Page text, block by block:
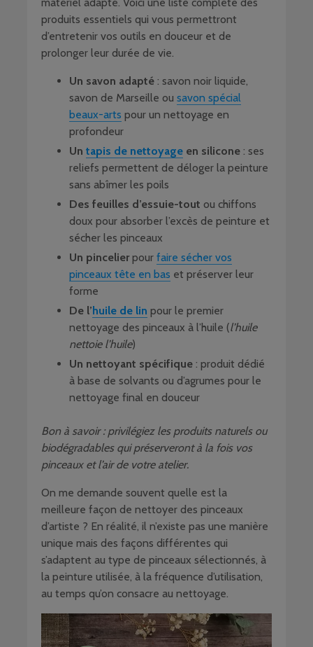
produits essentiels qui vous permettront
d’entretenir vos outils en douceur et de
prolonger leur durée de vie.
Un savon adapté : savon noir liquide,
savon de Marseille ou savon spécial
beaux-arts pour un nettoyage en
profondeur
Un tapis de nettoyage en silicone : ses
reliefs permettent de déloger la peinture
sans abîmer les poils
Des feuilles d’essuie-tout ou chiffons
doux pour absorber l’excès de peinture et
sécher les pinceaux
Un pincelierpour faire sécher vos
pinceaux tête en bas et préserver leur
forme
De l’huile de lin pour le premier
nettoyage des pinceaux à l’huile (l’huile
nettoie l’huile)
Un nettoyant spécifique : produit dédié
à base de solvants ou d’agrumes pour le
nettoyage final en douceur
Bon à savoir : privilégiez les produits naturels ou
biodégradables qui préserveront à la fois vos
pinceaux et l’air de votre atelier.
On me demande souvent quelle est la
meilleure façon de nettoyer des pinceaux
d’artiste ? En réalité, il n’existe pas une manière
unique mais des façons différentes qui
s’adaptent au type de pinceaux sélectionnés, à
la peinture utilisée, à la fréquence d’utilisation,
au temps qu’on consacre au nettoyage.